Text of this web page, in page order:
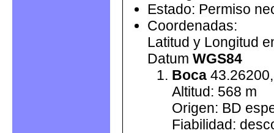
Estado: Permiso
Coordenadas:
Latitud y Longitud
Datum WGS84
Boca
Altitud: 568 m
Origen: BD
Fiabilidad: